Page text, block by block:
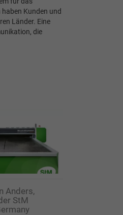
Kunden und
Länder. Eine
die
Anders,
StM